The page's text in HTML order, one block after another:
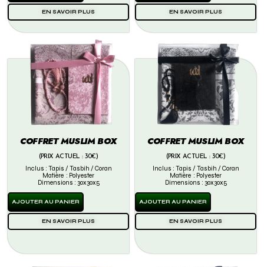
EN SAVOIR PLUS EN SAVOIR PLUS
COFFRET MUSLIM BOX
(PRIX ACTUEL : 30€)
Inclus : Tapis / Tasbih / Coran
Matière : Polyester
Dimensions : 30x30x5
AJOUTER AU PANIER
EN SAVOIR PLUS
COFFRET MUSLIM BOX
(PRIX ACTUEL : 30€)
Inclus : Tapis / Tasbih / Coran
Matière : Polyester
Dimensions : 30x30x5
AJOUTER AU PANIER
EN SAVOIR PLUS